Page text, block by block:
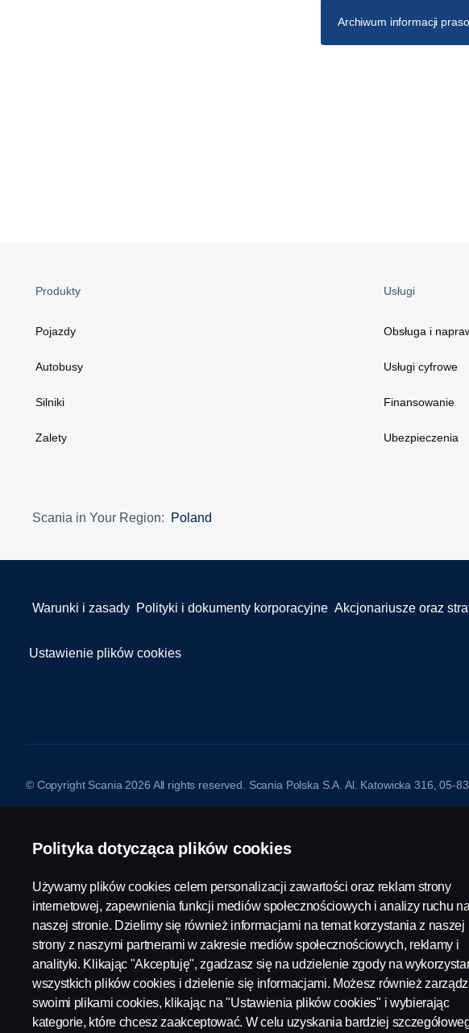
Archiwum informacji
Produkty
Pojazdy
Autobusy
Silniki
Zalety
Usługi
Obsługa i
Usługi cyfrowe
Finansowanie
Ubezpieczenia
Scania in Your Region: Poland
Warunki i zasady Polityki i dokumenty korporacyjne Akcjonariusze oraz
Ustawienie plików cookies
© Copyright Scania 2026 All rights reserved. Scania Polska S.A. Al. Katowicka 316, 05-
Polityka dotycząca plików cookies
Używamy plików cookies celem personalizacji zawartości oraz reklam strony
internetowej, zapewnienia funkcji mediów społecznościowych i analizy ruchu na
naszej stronie. Dzielimy się również informacjami na temat korzystania z naszej
strony z naszymi partnerami w zakresie mediów społecznościowych, reklamy i
analityki. Klikając "Akceptuję", zgadzasz się na udzielenie zgody na
wszystkich plików cookies i dzielenie się informacjami. Możesz również
swoimi plikami cookies, klikając na "Ustawienia plików cookies" i wybierając
kategorie, które chcesz zaakceptować. W celu uzyskania bardziej